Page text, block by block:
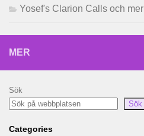
Yosef's Clarion Calls och mer
MER
Sök
Sök
Categories